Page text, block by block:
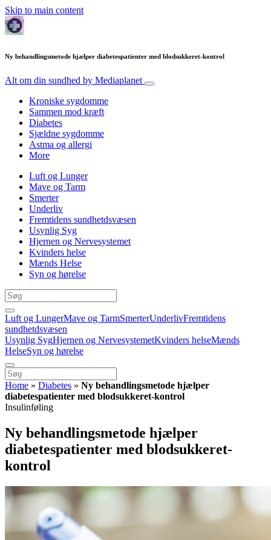
Skip to main content
Ny behandlingsmetode hjælper diabetespatienter med blodsukkeret-kontrol
Alt om din sundhed by Mediaplanet
Kroniske sygdomme
Sammen mod kræft
Diabetes
Sjældne sygdomme
Astma og allergi
More
Luft og Lunger
Mave og Tarm
Smerter
Underliv
Fremtidens sundhetdsvæsen
Usynlig Syg
Hjernen og Nervesystemet
Kvinders helse
Mænds Helse
Syn og hørelse
Luft og LungerMave og TarmSmerterUnderlivFremtidens
sundhetdsvæsen
Usynlig SygHjernen og NervesystemetKvinders helseMænds
HelseSyn og hørelse
Home » Diabetes » Ny behandlingsmetode hjælper
diabetespatienter med blodsukkeret-kontrol
Insulinføling
Ny behandlingsmetode hjælper
diabetespatienter med blodsukkeret-
kontrol